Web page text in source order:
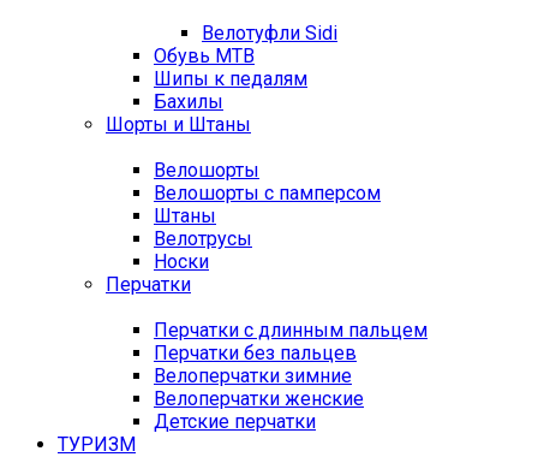
Велотуфли Sidi
Обувь MTB
Шипы к педалям
Бахилы
Шорты и Штаны
Велошорты
Велошорты с памперсом
Штаны
Велотрусы
Носки
Перчатки
Перчатки с длинным пальцем
Перчатки без пальцев
Велоперчатки зимние
Велоперчатки женские
Детские перчатки
ТУРИЗМ